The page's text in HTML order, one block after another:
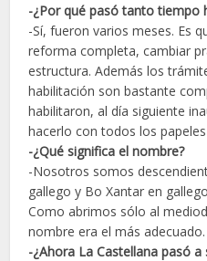
-¿Por qué pasó tanto tiempo
-Sí, fueron varios meses. Es
reforma completa, cambiar
estructura. Además los
habilitación son bastante
habilitaron, al día siguiente
hacerlo con todos los
-¿Qué significa el nombre?
-Nosotros somos
gallego y Bo Xantar en
Como abrimos sólo al
nombre era el más adecuado.
-¿Ahora La Castellana pasó